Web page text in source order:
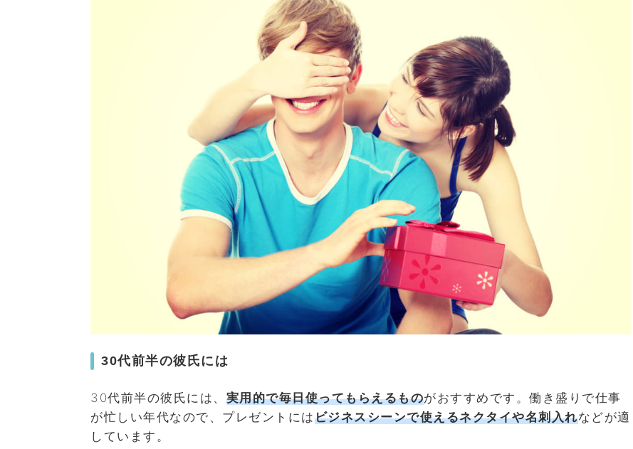
30代前半の彼氏には
30代前半の彼氏には、 実用的で毎日使ってもらえるものがおすすめです。働き盛りで仕事
が忙しい年代なので、プレゼントにはビジネスシーンで使えるネクタイや名刺入れなどが適
しています。